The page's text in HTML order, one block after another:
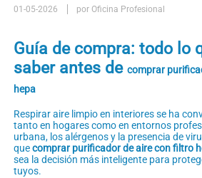
01-05-2026 por Oficina Profesional
Guía de compra: todo lo
saber antes de comprar
hepa
Respirar aire limpio en interiores se ha
tanto en hogares como en entornos
urbana, los alérgenos y la presencia de
quecomprar purificador de aire con filtro
sea la decisión más inteligente para
tuyos.